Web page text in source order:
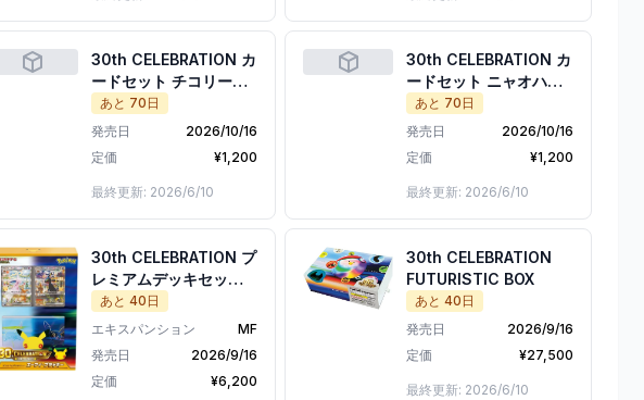
30th CELEBRATION カ
ードセット チコリー
タ・ヒノアラシ・ワニ
ノコ
あと 70 日
発売日
2026/10/16
定価
¥1,200
最終更新: 2026/6/10
30th CELEBRATION カ
ードセット ニャオハ・
ホゲータ・クワッス
あと 70 日
発売日
2026/10/16
定価
¥1,200
最終更新: 2026/6/10
30th CELEBRATION プ
レミアムデッキセット
エーフィ・ブラッキー
あと 40 日
エキスパンション
MF
発売日
2026/9/16
定価
¥6,200
30th CELEBRATION
FUTURISTIC BOX
あと40 日
発売日
2026/9/16
定価
¥27,500
最終更新: 2026/6/10